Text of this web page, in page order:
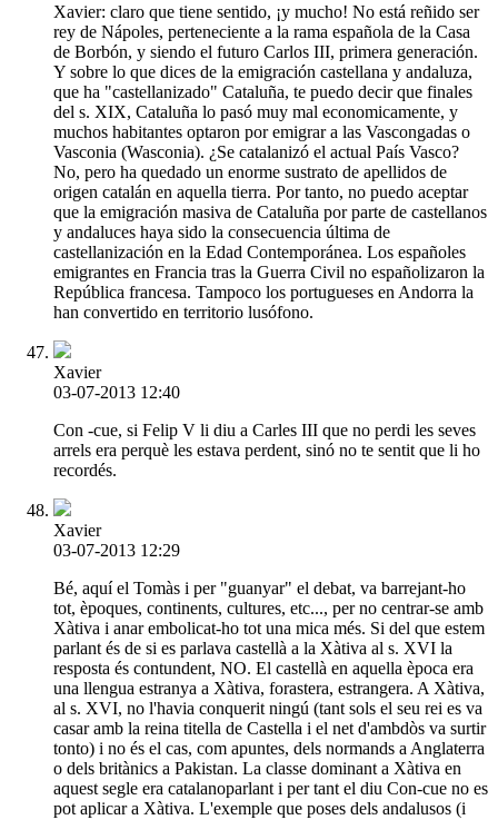
Xavier: claro que tiene sentido, ¡y mucho! No está reñido ser
rey de Nápoles, perteneciente a la rama española de la Casa
de Borbón, y siendo el futuro Carlos III, primera generación.
Y sobre lo que dices de la emigración castellana y andaluza,
que ha "castellanizado" Cataluña, te puedo decir que finales
del s. XIX, Cataluña lo pasó muy mal economicamente, y
muchos habitantes optaron por emigrar a las Vascongadas o
Vasconia (Wasconia). ¿Se catalanizó el actual País Vasco?
No, pero ha quedado un enorme sustrato de apellidos de
origen catalán en aquella tierra. Por tanto, no puedo aceptar
que la emigración masiva de Cataluña por parte de castellanos
y andaluces haya sido la consecuencia última de
castellanización en la Edad Contemporánea. Los españoles
emigrantes en Francia tras la Guerra Civil no españolizaron la
República francesa. Tampoco los portugueses en Andorra la
han convertido en territorio lusófono.
Xavier
03-07-2013 12:40
Con -cue, si Felip V li diu a Carles III que no perdi les seves
arrels era perquè les estava perdent, sinó no te sentit que li ho
recordés.
Xavier
03-07-2013 12:29
Bé, aquí el Tomàs i per "guanyar" el debat, va barrejant-ho
tot, èpoques, continents, cultures, etc..., per no centrar-se amb
Xàtiva i anar embolicat-ho tot una mica més. Si del que estem
parlant és de si es parlava castellà a la Xàtiva al s. XVI la
resposta és contundent, NO. El castellà en aquella època era
una llengua estranya a Xàtiva, forastera, estrangera. A Xàtiva,
al s. XVI, no l'havia conquerit ningú (tant sols el seu rei es va
casar amb la reina titella de Castella i el net d'ambdòs va surtir
tonto) i no és el cas, com apuntes, dels normands a Anglaterra
o dels britànics a Pakistan. La classe dominant a Xàtiva en
aquest segle era catalanoparlant i per tant el diu Con-cue no es
pot aplicar a Xàtiva. L'exemple que poses dels andalusos (i